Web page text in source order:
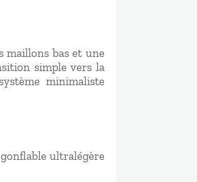
maillons bas et une
simple vers la
minimaliste
ultralégère